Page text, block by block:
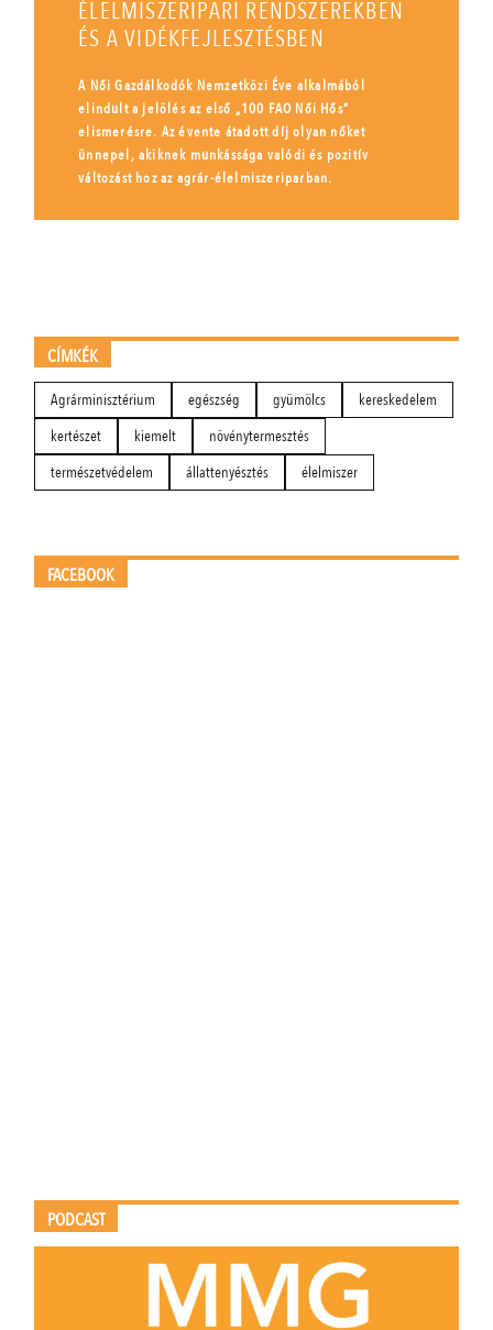
ÉLELMISZERIPARI RENDSZEREKBEN
ÉS A VIDÉKFEJLESZTÉSBEN
A Női Gazdálkodók Nemzetközi Éve alkalmából
elindult a jelölés az első „100 FAO Női Hős”
elismerésre. Az évente átadott díj olyan nőket
ünnepel, akiknek munkássága valódi és pozitív
változást hoz az agrár-élelmiszeriparban.
CÍMKÉK
Agrárminisztérium egészség gyümölcs
kereskedelem
kertészet
kiemelt
növénytermesztés
természetvédelem
állattenyésztés élelmiszer
FACEBOOK
PODCAST